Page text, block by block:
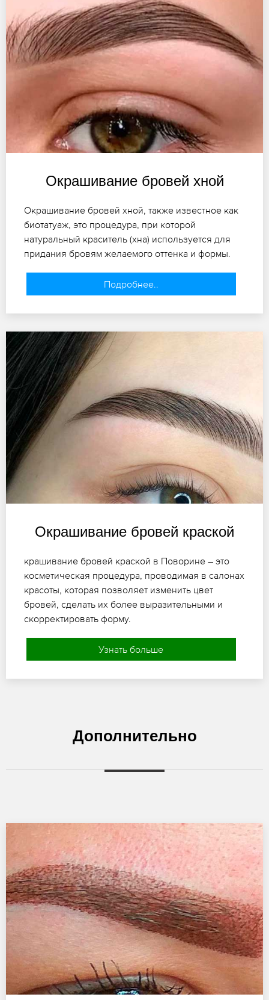
Окрашивание бровей хной
Окрашивание бровей хной, также известное как
биотатуаж, это процедура, при которой
натуральный краситель (хна) используется для
придания бровям желаемого оттенка и формы.
Подробнее..
Окрашивание бровей краской
крашивание бровей краской в Поворине – это
косметическая процедура, проводимая в салонах
красоты, которая позволяет изменить цвет
бровей, сделать их более выразительными и
скорректировать форму.
Узнать больше
Дополнительно